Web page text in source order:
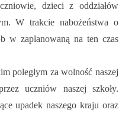
dzieci z oddziałów
W trakcie nabożeństwa o
w zaplanowaną na ten czas
poległym za wolność naszej
uczniów naszej szkoły.
upadek naszego kraju oraz